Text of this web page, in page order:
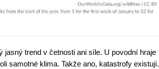
jasný trend v četnosti ani síle. U povodní hraje
samotné klima. Takže ano, katastrofy existují.